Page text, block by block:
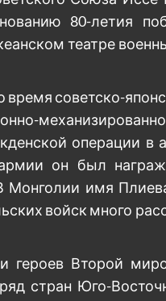
80-летия
театре
советско-
операции в
он был
Монголии имя
войск много
героев Второй
стран Юго-